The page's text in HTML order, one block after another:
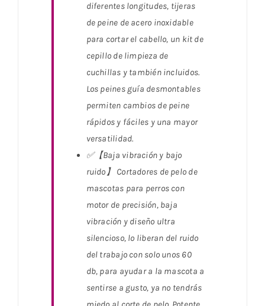
diferentes longitudes, tijeras
de peine de acero inoxidable
para cortar el cabello, un kit de
cepillo de limpieza de
cuchillas y también incluidos.
Los peines guía desmontables
permiten cambios de peine
rápidos y fáciles y una mayor
versatilidad.
✅【Baja vibración y bajo
ruido】 Cortadores de pelo de
mascotas para perros con
motor de precisión, baja
vibración y diseño ultra
silencioso, lo liberan del ruido
del trabajo con solo unos 60
db, para ayudar a la mascota a
sentirse a gusto, ya no tendrás